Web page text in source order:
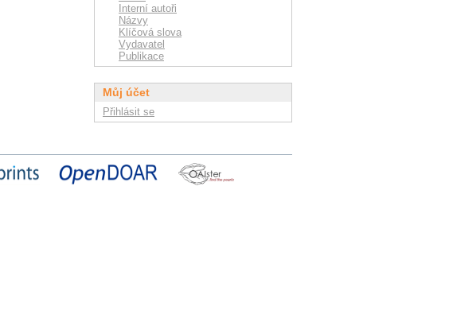
Interní autoři
Názvy
Klíčová slova
Vydavatel
Publikace
Můj účet
Přihlásit se